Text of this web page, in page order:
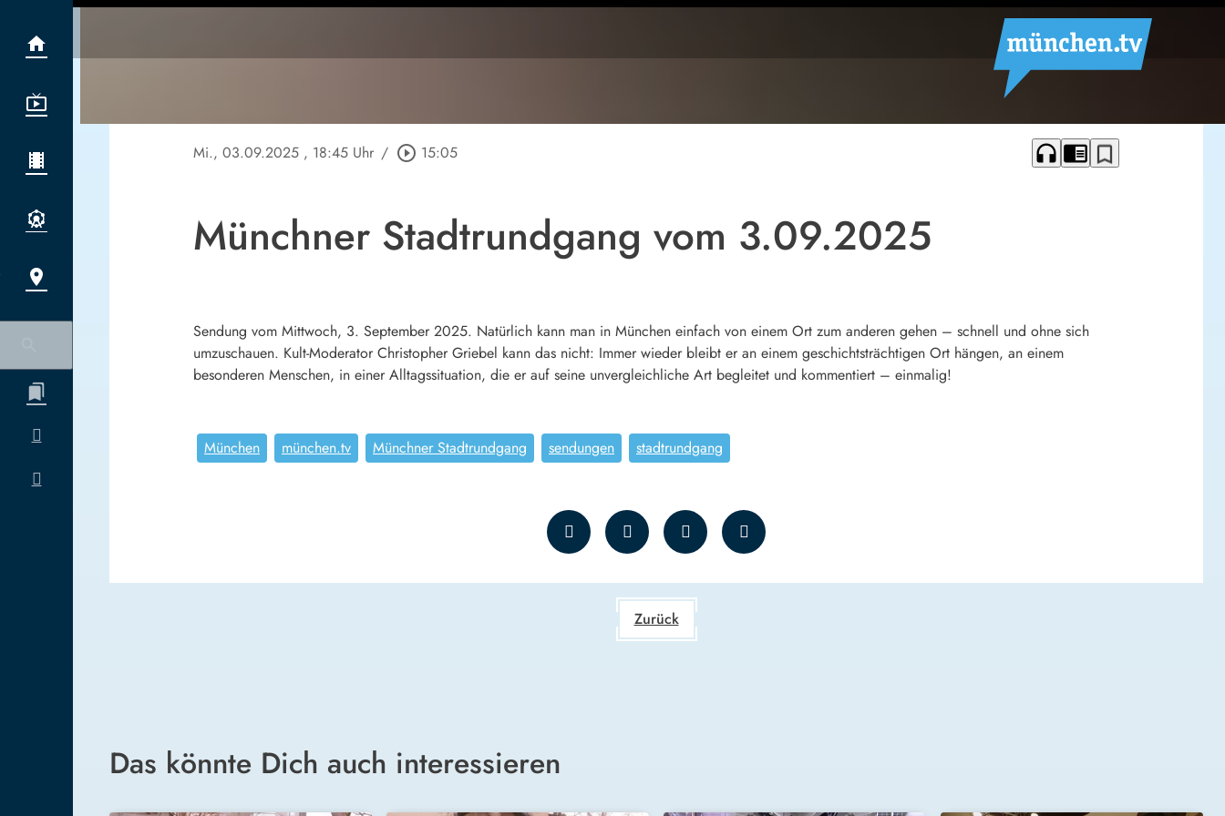
Mi., 03.09.2025 , 18:45 Uhr / play_circle_outline 15:05 headphones chrome_reader_mode bookmark_border
Münchner Stadtrundgang vom 3.09.2025
Sendung vom Mittwoch, 3. September 2025. Natürlich kann man in München einfach von einem Ort zum anderen gehen – schnell und ohne sich
umzuschauen. Kult-Moderator Christopher Griebel kann das nicht: Immer wieder bleibt er an einem geschichtsträchtigen Ort hängen, an einem
besonderen Menschen, in einer Alltagssituation, die er auf seine unvergleichliche Art begleitet und kommentiert – einmalig!
München münchen.tv Münchner Stadtrundgang sendungen stadtrundgang
Zurück
Das könnte Dich auch interessieren